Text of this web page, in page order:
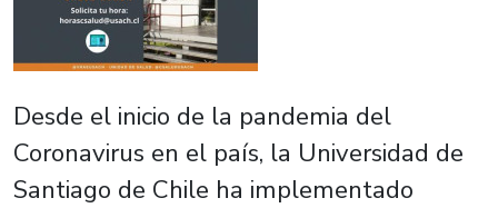
Desde el inicio de la pandemia del
Coronavirus en el país, la Universidad de
Santiago de Chile ha implementado